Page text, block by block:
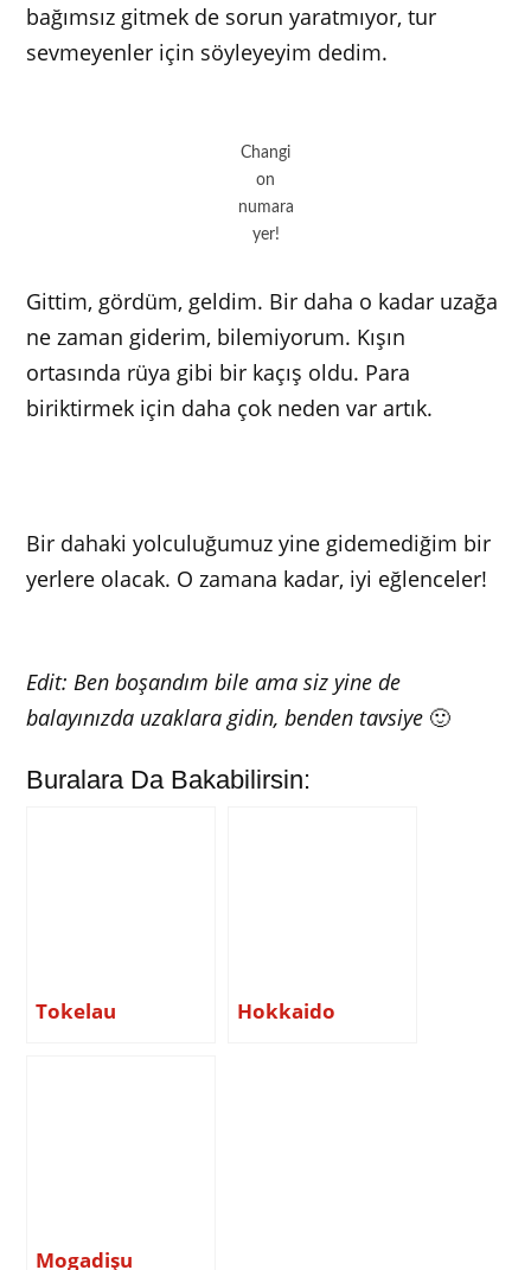
bağımsız gitmek de sorun yaratmıyor, tur
sevmeyenler için söyleyeyim dedim.
Changi
on
numara
yer!
Gittim, gördüm, geldim. Bir daha o kadar uzağa
ne zaman giderim, bilemiyorum. Kışın
ortasında rüya gibi bir kaçış oldu. Para
biriktirmek için daha çok neden var artık.
Bir dahaki yolculuğumuz yine gidemediğim bir
yerlere olacak. O zamana kadar, iyi eğlenceler!
Edit: Ben boşandım bile ama siz yine de
balayınızda uzaklara gidin, benden tavsiye 🙂
Buralara Da Bakabilirsin:
Tokelau Hokkaido
Mogadişu